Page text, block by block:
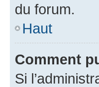
du forum.
Haut
Comment
Si